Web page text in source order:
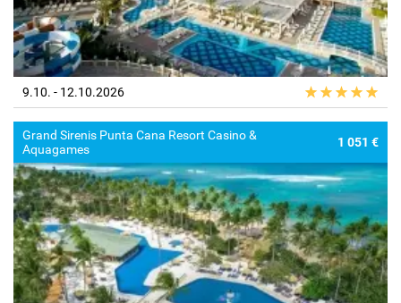
9.10. - 12.10.2026
Grand Sirenis Punta Cana Resort Casino &
Aquagames
1 051 €